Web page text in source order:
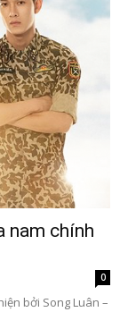
nam chính
0
bởi Song Luân –